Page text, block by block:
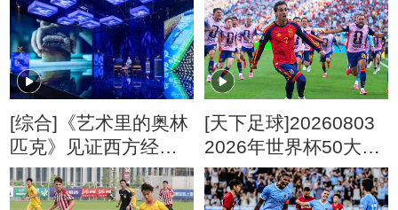
[综合]《艺术里的奥林
匹克》见证西方经典
与东方传奇
[天下足球]20260803
2026年世界杯50大名
场面